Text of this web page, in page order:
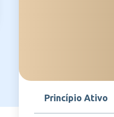
Princípio Ativo